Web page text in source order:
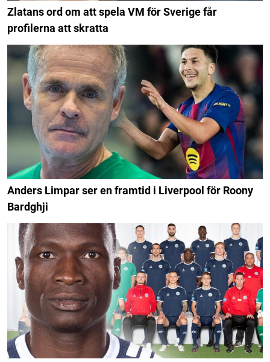
Zlatans ord om att spela VM för Sverige får
profilerna att skratta
Anders Limpar ser en framtid i Liverpool för Roony
Bardghji